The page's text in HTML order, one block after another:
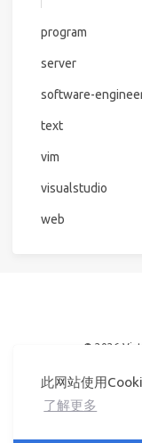
此网站使用
了解更多
program
server
software-
text
vim
visualstudio
web
© 2026